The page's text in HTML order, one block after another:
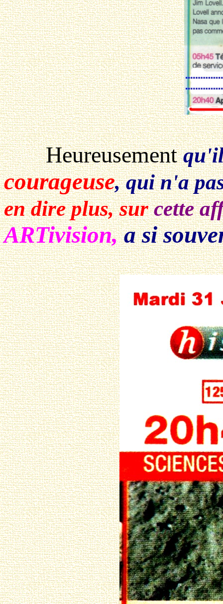
Heureusement
courageuse, qui n'a
en dire plus, surcette
ARTivision,a si